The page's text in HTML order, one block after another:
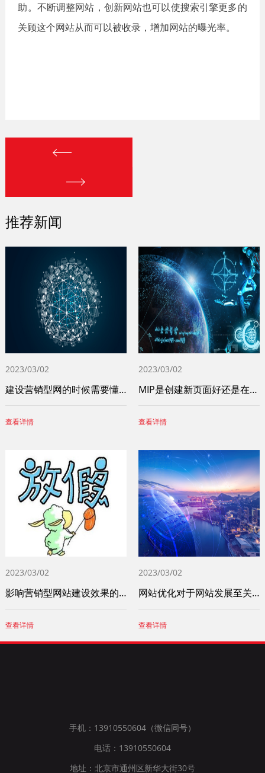
助。不断调整网站，创新网站也可以使搜索引擎更多的
关顾这个网站从而可以被收录，增加网站的曝光率。
推荐新闻
2023/03/02
建设营销型网的时候需要懂得这些问题
查看详情
2023/03/02
MIP是创建新页面好还是在原页面上操作比
查看详情
2023/03/02
影响营销型网站建设效果的重要因素
查看详情
2023/03/02
网站优化对于网站发展至关重要 这些问题一
查看详情
手机：13910550604（微信同号）
电话：13910550604
地址：北京市通州区新华大街30号